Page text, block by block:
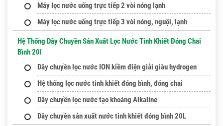
Máy lọc nước uống trực tiếp 2 vòi nóng lạnh
Máy lọc nước uống trực tiếp 3 vòi nóng, nguội, lạnh
Hệ Thống Dây Chuyền Sản Xuất Lọc Nước Tinh Khiết Đóng Chai
Bình 20l
Dây chuyền lọc nước ION kiềm điện giải giàu hydrogen
Hệ thống lọc nước tinh khiết đóng bình, đóng chai
Dây chuyền lọc nước tạo khoáng Alkaline
Dây chuyền sản xuất nước tinh khiết đóng bình 20L